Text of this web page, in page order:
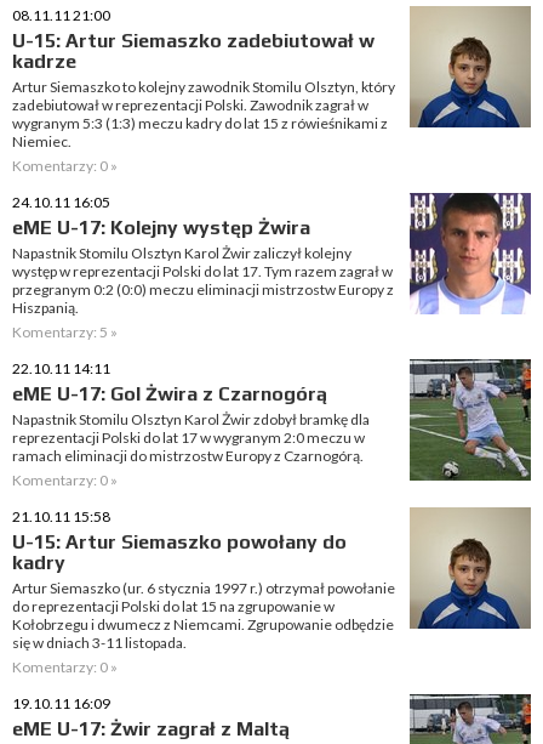
08.11.11 21:00
U-15: Artur Siemaszko zadebiutował w
kadrze
Artur Siemaszko to kolejny zawodnik Stomilu Olsztyn, który
zadebiutował w reprezentacji Polski. Zawodnik zagrał w
wygranym 5:3 (1:3) meczu kadry do lat 15 z rówieśnikami z
Niemiec.
Komentarzy: 0 »
24.10.11 16:05
eME U-17: Kolejny występ Żwira
Napastnik Stomilu Olsztyn Karol Żwir zaliczył kolejny
występ w reprezentacji Polski do lat 17. Tym razem zagrał w
przegranym 0:2 (0:0) meczu eliminacji mistrzostw Europy z
Hiszpanią.
Komentarzy: 5 »
22.10.11 14:11
eME U-17: Gol Żwira z Czarnogórą
Napastnik Stomilu Olsztyn Karol Żwir zdobył bramkę dla
reprezentacji Polski do lat 17 w wygranym 2:0 meczu w
ramach eliminacji do mistrzostw Europy z Czarnogórą.
Komentarzy: 0 »
21.10.11 15:58
U-15: Artur Siemaszko powołany do
kadry
Artur Siemaszko (ur. 6 stycznia 1997 r.) otrzymał powołanie
do reprezentacji Polski do lat 15 na zgrupowanie w
Kołobrzegu i dwumecz z Niemcami. Zgrupowanie odbędzie
się w dniach 3-11 listopada.
Komentarzy: 0 »
19.10.11 16:09
eME U-17: Żwir zagrał z Maltą